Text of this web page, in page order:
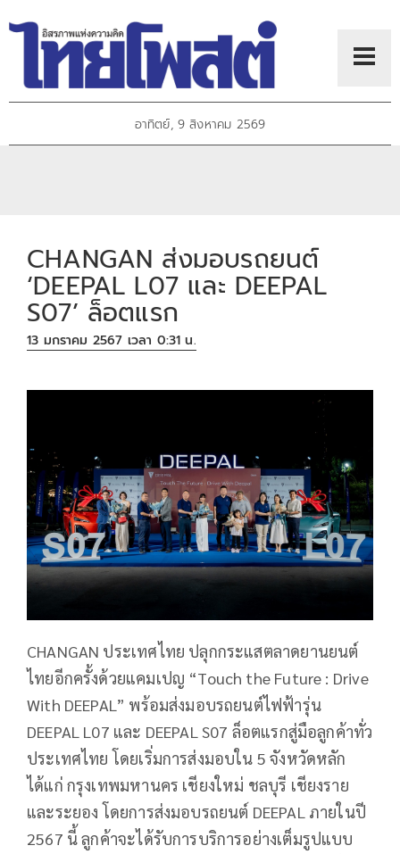
อาทิตย์, 9 สิงหาคม 2569
CHANGAN ส่งมอบรถยนต์
‘DEEPAL L07 และ DEEPAL
S07’ ล็อตแรก
13 มกราคม 2567 เวลา 0:31 น.
CHANGAN ประเทศไทย ปลุกกระแสตลาดยานยนต์
ไทยอีกครั้งด้วยแคมเปญ “Touch the Future : Drive
With DEEPAL” พร้อมส่งมอบรถยนต์ไฟฟ้ารุ่น
DEEPAL L07 และ DEEPAL S07 ล็อตแรกสู่มือลูกค้าทั่ว
ประเทศไทย โดยเริ่มการส่งมอบใน 5 จังหวัดหลัก
ได้แก่ กรุงเทพมหานคร เชียงใหม่ ชลบุรี เชียงราย
และระยอง โดยการส่งมอบรถยนต์ DEEPAL ภายในปี
2567 นี้ ลูกค้าจะได้รับการบริการอย่างเต็มรูปแบบ